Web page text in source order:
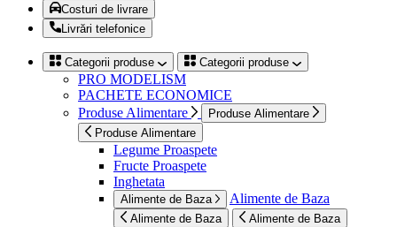
Costuri de livrare
Livrări telefonice
Categorii produse Categorii produse
PRO MODELISM
PACHETE ECONOMICE
Produse Alimentare
Produse Alimentare
Produse Alimentare
Legume Proaspete
Fructe Proaspete
Inghetata
Alimente de Baza Alimente de Baza
Alimente de Baza Alimente de Baza